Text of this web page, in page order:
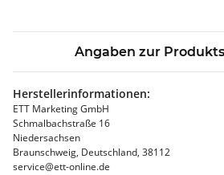
Angaben zur
Herstellerinformationen:
ETT Marketing GmbH
Schmalbachstraße 16
Niedersachsen
Braunschweig, Deutschland, 38112
service@ett-online.de